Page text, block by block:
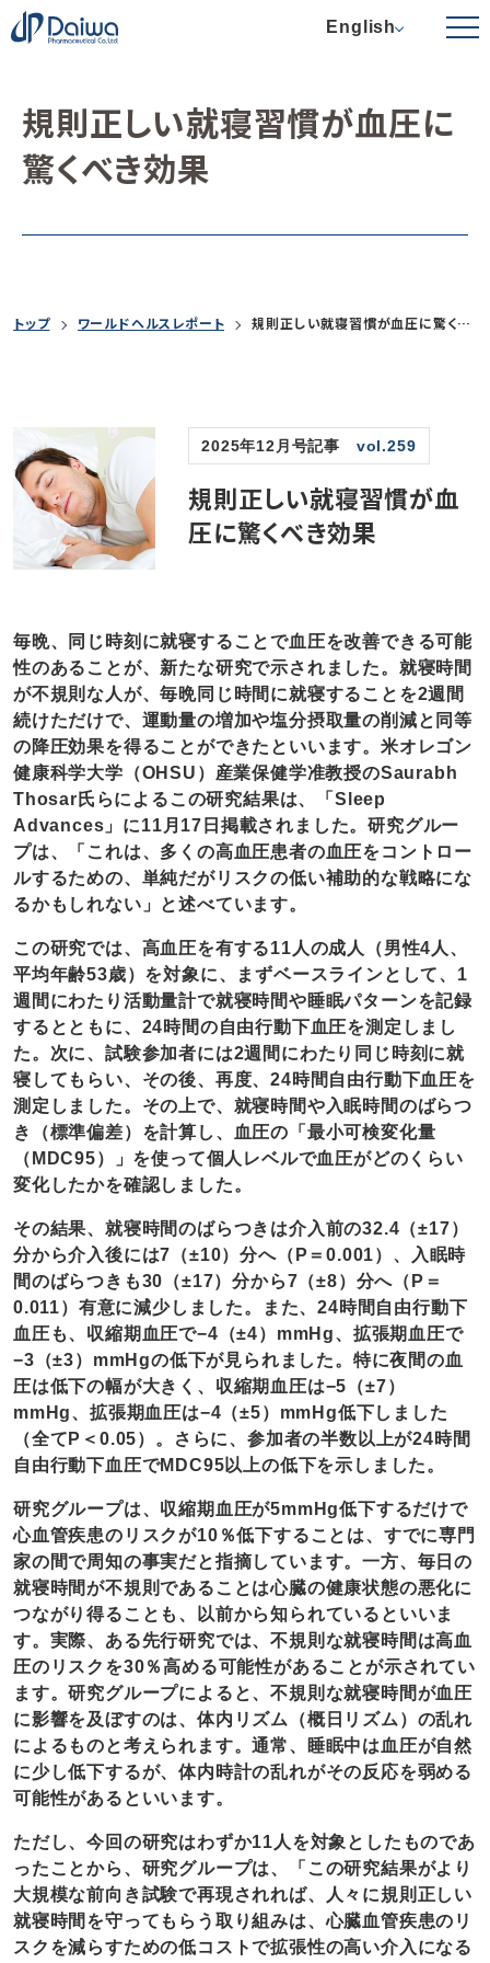
English
規則正しい就寝習慣が血圧に
驚くべき効果
トップ ワールドヘルスレポート 規則正しい就寝習慣が血圧に驚くべき効果
2025年12月号記事 vol.259
規則正しい就寝習慣が血
圧に驚くべき効果
毎晩、同じ時刻に就寝することで血圧を改善できる可能
性のあることが、新たな研究で示されました。就寝時間
が不規則な人が、毎晩同じ時間に就寝することを2週間
続けただけで、運動量の増加や塩分摂取量の削減と同等
の降圧効果を得ることができたといいます。米オレゴン
健康科学大学（OHSU）産業保健学准教授のSaurabh
Thosar氏らによるこの研究結果は、「Sleep
Advances」に11月17日掲載されました。研究グルー
プは、「これは、多くの高血圧患者の血圧をコントロー
ルするための、単純だがリスクの低い補助的な戦略にな
るかもしれない」と述べています。
この研究では、高血圧を有する11人の成人（男性4人、
平均年齢53歳）を対象に、まずベースラインとして、1
週間にわたり活動量計で就寝時間や睡眠パターンを記録
するとともに、24時間の自由行動下血圧を測定しまし
た。次に、試験参加者には2週間にわたり同じ時刻に就
寝してもらい、その後、再度、24時間自由行動下血圧を
測定しました。その上で、就寝時間や入眠時間のばらつ
き（標準偏差）を計算し、血圧の「最小可検変化量
（MDC95）」を使って個人レベルで血圧がどのくらい
変化したかを確認しました。
その結果、就寝時間のばらつきは介入前の32.4（±17）
分から介入後には7（±10）分へ（P＝0.001）、入眠時
間のばらつきも30（±17）分から7（±8）分へ（P＝
0.011）有意に減少しました。また、24時間自由行動下
血圧も、収縮期血圧で−4（±4）mmHg、拡張期血圧で
−3（±3）mmHgの低下が見られました。特に夜間の血
圧は低下の幅が大きく、収縮期血圧は−5（±7）
mmHg、拡張期血圧は−4（±5）mmHg低下しました
（全てP＜0.05）。さらに、参加者の半数以上が24時間
自由行動下血圧でMDC95以上の低下を示しました。
研究グループは、収縮期血圧が5mmHg低下するだけで
心血管疾患のリスクが10％低下することは、すでに専門
家の間で周知の事実だと指摘しています。一方、毎日の
就寝時間が不規則であることは心臓の健康状態の悪化に
つながり得ることも、以前から知られているといいま
す。実際、ある先行研究では、不規則な就寝時間は高血
圧のリスクを30％高める可能性があることが示されてい
ます。研究グループによると、不規則な就寝時間が血圧
に影響を及ぼすのは、体内リズム（概日リズム）の乱れ
によるものと考えられます。通常、睡眠中は血圧が自然
に少し低下するが、体内時計の乱れがその反応を弱める
可能性があるといいます。
ただし、今回の研究はわずか11人を対象としたものであ
ったことから、研究グループは、「この研究結果がより
大規模な前向き試験で再現されれば、人々に規則正しい
就寝時間を守ってもらう取り組みは、心臓血管疾患のリ
スクを減らすための低コストで拡張性の高い介入になる